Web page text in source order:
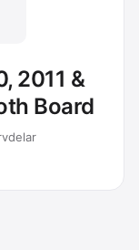
2011 &
Board